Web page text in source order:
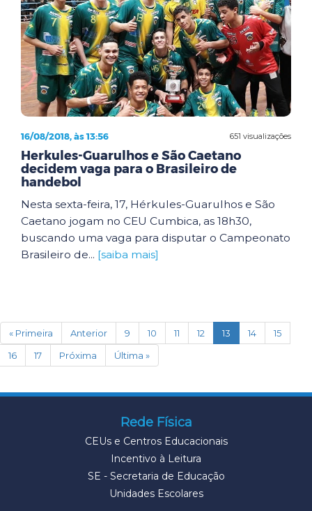
651 visualizações
16/08/2018, às 13:56
Herkules-Guarulhos e São Caetano
decidem vaga para o Brasileiro de
handebol
Nesta sexta-feira, 17, Hérkules-Guarulhos e São
Caetano jogam no CEU Cumbica, as 18h30,
buscando uma vaga para disputar o Campeonato
Brasileiro de... [saiba mais]
« Primeira Anterior 9 10 11 12 13 (current)
14
15
16
17 Próxima Última »
Rede Física
CEUs e Centros Educacionais
Incentivo à Leitura
SE - Secretaria de Educação
Unidades Escolares